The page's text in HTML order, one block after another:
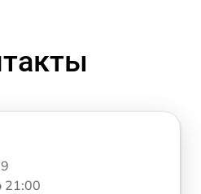
21:00